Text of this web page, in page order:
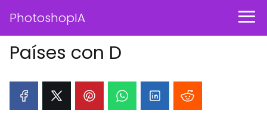
PhotoshopIA
Países con D